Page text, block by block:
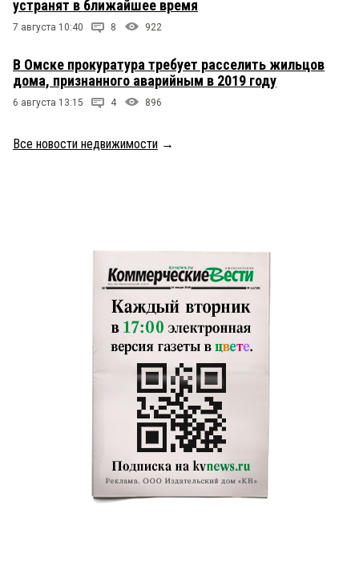
устранят в ближайшее время
7 августа 10:40 8 922
В Омске прокуратура требует расселить жильцов
дома, признанного аварийным в 2019 году
6 августа 13:15 4 896
Все новости недвижимости →